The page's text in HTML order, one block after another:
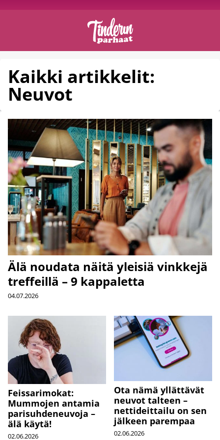
Kaikki artikkelit:
Neuvot
Älä noudata näitä yleisiä vinkkejä
treffeillä – 9 kappaletta
04.07.2026
Feissarimokat:
Mummojen antamia
parisuhdeneuvoja –
älä käytä!
02.06.2026
Ota nämä yllättävät
neuvot talteen –
nettideittailu on sen
jälkeen parempaa
02.06.2026